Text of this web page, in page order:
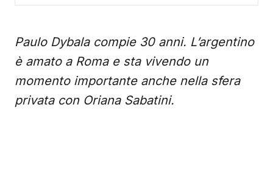
Paulo Dybala compie 30 anni. L’argentino
è amato a Roma e sta vivendo un
momento importante anche nella sfera
privata con Oriana Sabatini.